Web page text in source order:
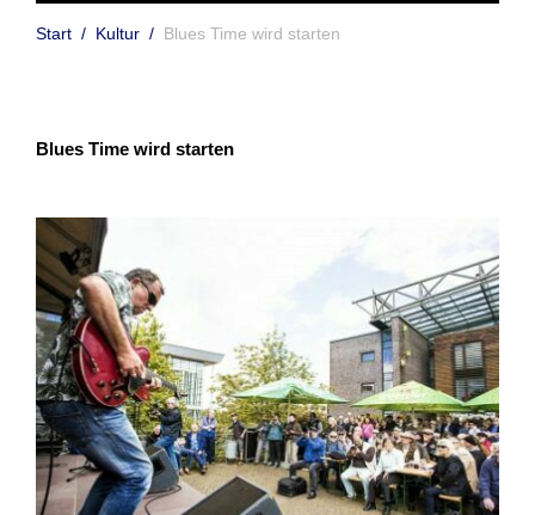
Start / Kultur / Blues Time wird starten
Blues Time wird starten